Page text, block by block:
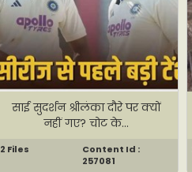
साई सुदर्शन श्रीलंका दौरे पर क्यों
नहीं गए? चोट के...
2 Files
Content Id :
257081